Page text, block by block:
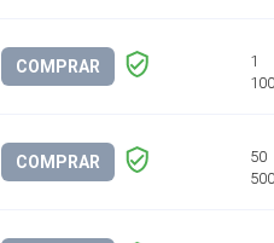
COMPRAR
COMPRAR
50